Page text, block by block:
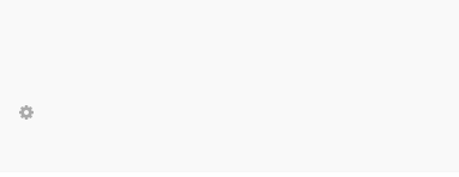
Rechercher